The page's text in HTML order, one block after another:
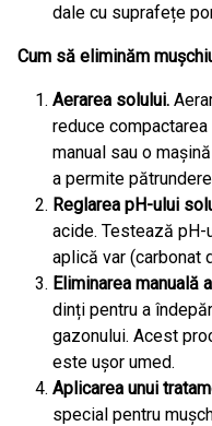
dale cu suprafețe
Cum să eliminăm
Aerarea solului.
reduce
manual sau o
a permite
Reglarea pH-ului
acide. Testează
aplică var (carbonat
Eliminarea manuală
dinți pentru a
gazonului. Acest
este ușor umed.
Aplicarea unui
special pentru